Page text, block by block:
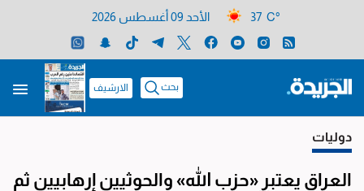
37 C° الأحد 09 أغسطس 2026
بحث الارشيف
دوليات
العراق يعتبر «حزب الله» والحوثيين إرهابيين ثم